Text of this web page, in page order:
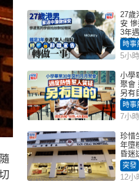
27歲
安
3年
職宣
時事
5小
小學
聚會
另有
熟」
時事
7小
珍惜
年墮
昏迷
突發
12小